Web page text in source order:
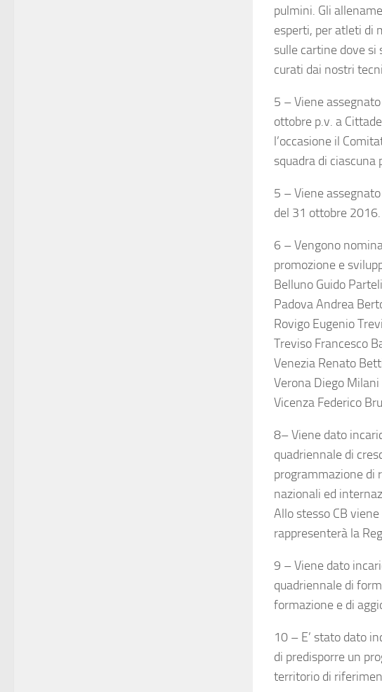
pulmini. Gli
esperti, per atleti di
sulle cartine dove
curati dai nostri
5 – Viene
ottobre p.v. a
l’occasione il
squadra di ciascuna
5 – Viene
del 31 ottobre 2016.
6 – Vengono
promozione e
Belluno Guido Parteli
Padova Andrea
Rovigo Eugenio
Treviso Francesco
Venezia Renato
Verona Diego Milani
Vicenza Federico
8– Viene dato
quadriennale di
programmazione di
nazionali ed
Allo stesso CB
rappresenterà la
9 – Viene dato
quadriennale di
formazione e di
10 – E’ stato dato
di predisporre un
territorio di